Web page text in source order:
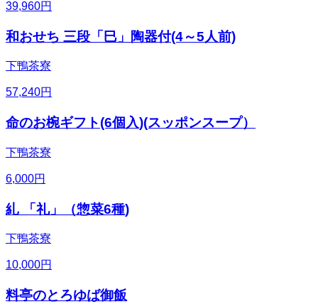
39,960円
和おせち 三段「巳」陶器付(4～5人前)
下鴨茶寮
57,240円
命のお椀ギフト(6個入)(スッポンスープ）
下鴨茶寮
6,000円
糺 「礼」（惣菜6種)
下鴨茶寮
10,000円
料亭のとろゆば御飯